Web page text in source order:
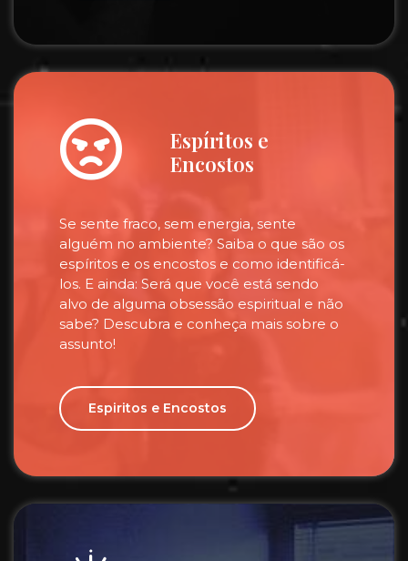
Espíritos e
Encostos
Se sente fraco, sem energia, sente
alguém no ambiente? Saiba o que são os
espíritos e os encostos e como identificá-
los. E ainda: Será que você está sendo
alvo de alguma obsessão espiritual e não
sabe? Descubra e conheça mais sobre o
assunto!
Espiritos e Encostos